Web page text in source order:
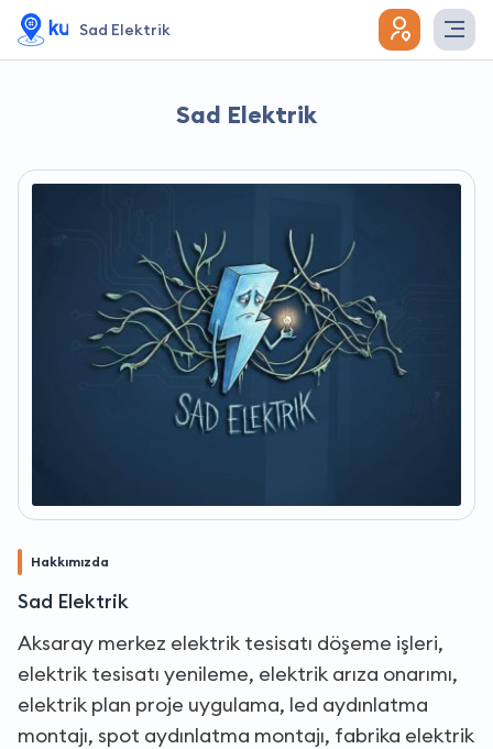
Sad Elektrik
Sad Elektrik
Hakkımızda
Sad Elektrik
Aksaray merkez elektrik tesisatı döşeme işleri,
elektrik tesisatı yenileme, elektrik arıza onarımı,
elektrik plan proje uygulama, led aydınlatma
montajı, spot aydınlatma montajı, fabrika elektrik